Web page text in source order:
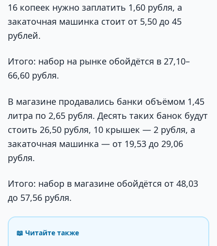
16 копеек нужно заплатить 1,60 рубля, а
закаточная машинка стоит от 5,50 до 45
рублей.
Итого: набор на рынке обойдётся в 27,10–
66,60 рубля.
В магазине продавались банки объёмом 1,45
литра по 2,65 рубля. Десять таких банок будут
стоить 26,50 рубля, 10 крышек — 2 рубля, а
закаточная машинка — от 19,53 до 29,06
рубля.
Итого: набор в магазине обойдётся от 48,03
до 57,56 рубля.
📖 Читайте также